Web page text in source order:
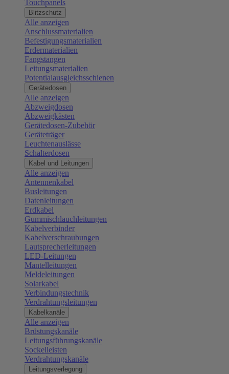
Touchpanels
Blitzschutz
Alle anzeigen
Anschlussmaterialien
Befestigungsmaterialien
Erdermaterialien
Fangstangen
Leitungsmaterialien
Potentialausgleichsschienen
Gerätedosen
Alle anzeigen
Abzweigdosen
Abzweigkästen
Gerätedosen-Zubehör
Geräteträger
Leuchtenauslässe
Schalterdosen
Kabel und Leitungen
Alle anzeigen
Antennenkabel
Busleitungen
Datenleitungen
Erdkabel
Gummischlauchleitungen
Kabelverbinder
Kabelverschraubungen
Lautsprecherleitungen
LED-Leitungen
Mantelleitungen
Meldeleitungen
Solarkabel
Verbindungstechnik
Verdrahtungsleitungen
Kabelkanäle
Alle anzeigen
Brüstungskanäle
Leitungsführungskanäle
Sockelleisten
Verdrahtungskanäle
Leitungsverlegung